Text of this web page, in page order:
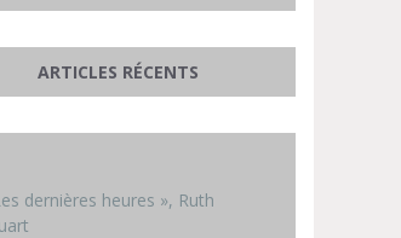
ARTICLES RÉCENTS
dernières heures », Ruth